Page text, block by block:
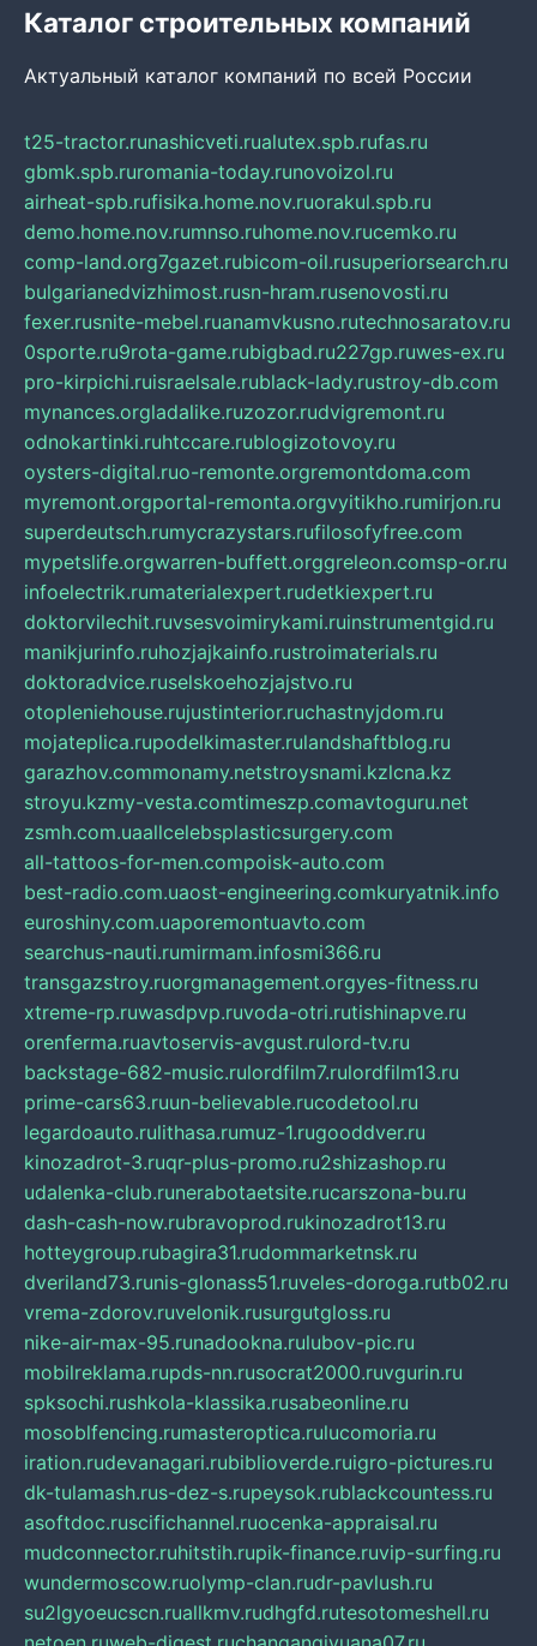
Каталог строительных компаний
Актуальный каталог компаний по всей России
t25-tractor.runashicveti.rualutex.spb.rufas.ru
gbmk.spb.ruromania-today.runovoizol.ru
airheat-spb.rufisika.home.nov.ruorakul.spb.ru
demo.home.nov.rumnso.ruhome.nov.rucemko.ru
comp-land.org7gazet.rubicom-oil.rusuperiorsearch.ru
bulgarianedvizhimost.rusn-hram.rusenovosti.ru
fexer.rusnite-mebel.ruanamvkusno.rutechnosaratov.ru
0sporte.ru9rota-game.rubigbad.ru227gp.ruwes-ex.ru
pro-kirpichi.ruisraelsale.rublack-lady.rustroy-db.com
mynances.orgladalike.ruzozor.rudvigremont.ru
odnokartinki.ruhtccare.rublogizotovoy.ru
oysters-digital.ruo-remonte.orgremontdoma.com
myremont.orgportal-remonta.orgvyitikho.rumirjon.ru
superdeutsch.rumycrazystars.rufilosofyfree.com
mypetslife.orgwarren-buffett.orggreleon.comsp-or.ru
infoelectrik.rumaterialexpert.rudetkiexpert.ru
doktorvilechit.ruvsesvoimirykami.ruinstrumentgid.ru
manikjurinfo.ruhozjajkainfo.rustroimaterials.ru
doktoradvice.ruselskoehozjajstvo.ru
otopleniehouse.rujustinterior.ruchastnyjdom.ru
mojateplica.rupodelkimaster.rulandshaftblog.ru
garazhov.commonamy.netstroysnami.kzlcna.kz
stroyu.kzmy-vesta.comtimeszp.comavtoguru.net
zsmh.com.uaallcelebsplasticsurgery.com
all-tattoos-for-men.compoisk-auto.com
best-radio.com.uaost-engineering.comkuryatnik.info
euroshiny.com.uaporemontuavto.com
searchus-nauti.rumirmam.infosmi366.ru
transgazstroy.ruorgmanagement.orgyes-fitness.ru
xtreme-rp.ruwasdpvp.ruvoda-otri.rutishinapve.ru
orenferma.ruavtoservis-avgust.rulord-tv.ru
backstage-682-music.rulordfilm7.rulordfilm13.ru
prime-cars63.ruun-believable.rucodetool.ru
legardoauto.rulithasa.rumuz-1.rugooddver.ru
kinozadrot-3.ruqr-plus-promo.ru2shizashop.ru
udalenka-club.runerabotaetsite.rucarszona-bu.ru
dash-cash-now.rubravoprod.rukinozadrot13.ru
hotteygroup.rubagira31.rudommarketnsk.ru
dveriland73.runis-glonass51.ruveles-doroga.rutb02.ru
vrema-zdorov.ruvelonik.rusurgutgloss.ru
nike-air-max-95.runadookna.rulubov-pic.ru
mobilreklama.rupds-nn.rusocrat2000.ruvgurin.ru
spksochi.rushkola-klassika.rusabeonline.ru
mosoblfencing.rumasteroptica.rulucomoria.ru
iration.rudevanagari.rubiblioverde.ruigro-pictures.ru
dk-tulamash.rus-dez-s.rupeysok.rublackcountess.ru
asoftdoc.ruscifichannel.ruocenka-appraisal.ru
mudconnector.ruhitstih.rupik-finance.ruvip-surfing.ru
wundermoscow.ruolymp-clan.rudr-pavlush.ru
su2lgyoeucscn.ruallkmv.rudhgfd.rutesotomeshell.ru